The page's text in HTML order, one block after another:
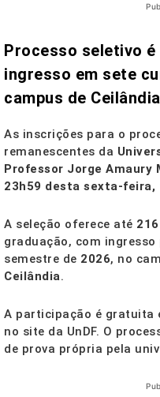
Processo seletivo
ingresso em sete
campus de Ceilândia
As inscrições para o
remanescentes da
Professor Jorge Amaury
23h59 desta sexta-feira,
A seleção oferece até
graduação, com
semestre de 2026, no
Ceilândia.
A participação é gratuita
no site da UnDF. O
de prova própria pela